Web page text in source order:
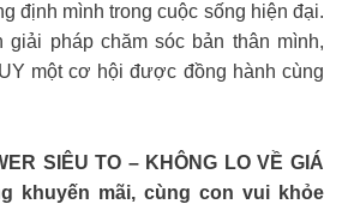
định mình trong cuộc sống hiện đại.
giải pháp chăm sóc bản thân mình,
một cơ hội được đồng hành cùng
SIÊU TO – KHÔNG LO VỀ GIÁ
khuyến mãi, cùng con vui khỏe